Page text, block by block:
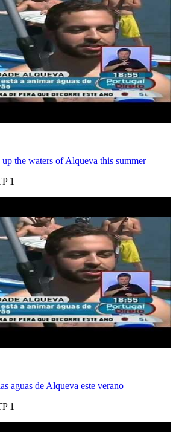
the waters of Alqueva this summer
1
aguas de Alqueva este verano
1